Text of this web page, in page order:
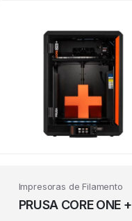
Impresoras de Filamento
PRUSA CORE ONE +